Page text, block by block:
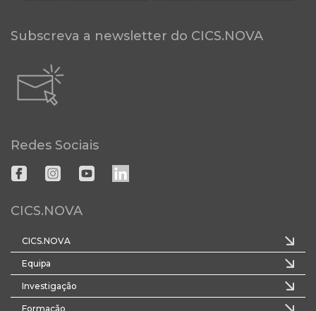
Subscreva a newsletter do CICS.NOVA
Redes Sociais
CICS.NOVA
CICS.NOVA
Equipa
Investigação
Formação